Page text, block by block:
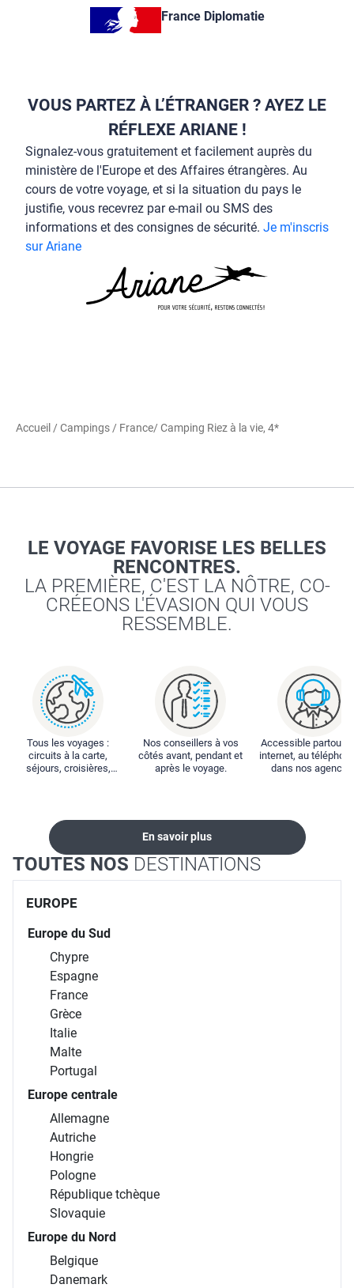
France Diplomatie
VOUS PARTEZ À L’ÉTRANGER ? AYEZ LE
RÉFLEXE ARIANE !
Signalez-vous gratuitement et facilement auprès du
ministère de l'Europe et des Affaires étrangères. Au
cours de votre voyage, et si la situation du pays le
justifie, vous recevrez par e-mail ou SMS des
informations et des consignes de sécurité. Je m'inscris
sur Ariane
Accueil /Campings / France/ Camping Riez à la vie, 4*
LE VOYAGE FAVORISE LES BELLES
RENCONTRES.
LA PREMIÈRE, C'EST LA NÔTRE, CO-
CRÉEONS L'ÉVASION QUI VOUS
RESSEMBLE.
Tous les voyages :
circuits à la carte,
séjours, croisières,
Nos conseillers à vos
côtés avant, pendant et
après le voyage.
Accessible partout :
internet, au
dans nos
En savoir plus
TOUTES NOS DESTINATIONS
EUROPE
Europe du Sud
Chypre
Espagne
France
Grèce
Italie
Malte
Portugal
Europe centrale
Allemagne
Autriche
Hongrie
Pologne
République tchèque
Slovaquie
Europe du Nord
Belgique
Danemark